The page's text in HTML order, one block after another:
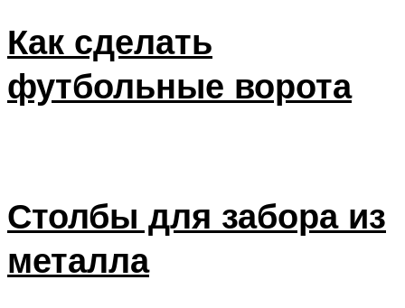
Как сделать
футбольные ворота
Столбы для забора из
металла